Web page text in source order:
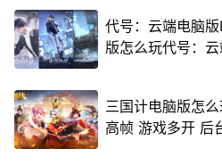
代号：云端电脑
版怎么玩代号：
三国计电脑版怎
高帧 游戏多开 后